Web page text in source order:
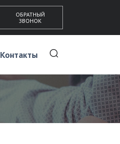
ОБРАТНЫЙ
ЗВОНОК
Контакты